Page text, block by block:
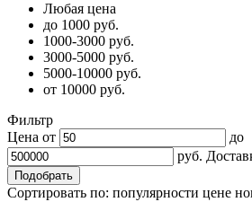
Любая цена
до 1000 руб.
1000-3000 руб.
3000-5000 руб.
5000-10000 руб.
от 10000 руб.
Фильтр
Цена от
до
руб.
Сортировать по: популярности цене